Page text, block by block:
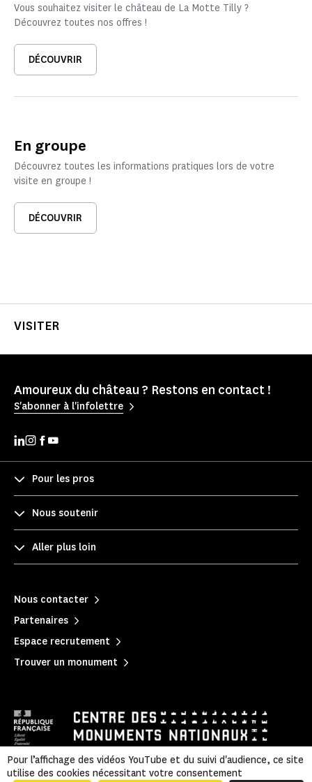
Vous souhaitez visiter le château de La Motte Tilly ?
Découvrez toutes nos offres !
DÉCOUVRIR
En groupe
Découvrez toutes les informations pratiques lors de votre
visite en groupe !
DÉCOUVRIR
VISITER
Amoureux du château ? Restons en contact !
S'abonner à l'infolettre
Pour les pros
Nous soutenir
Aller plus loin
Nous contacter
Partenaires
Espace recrutement
Trouver un monument
Mentions légales Politique de confidentialité |
Pour l’affichage des vidéos YouTube et du suivi d'audience, ce site
utilise des cookies nécessitant votre consentement